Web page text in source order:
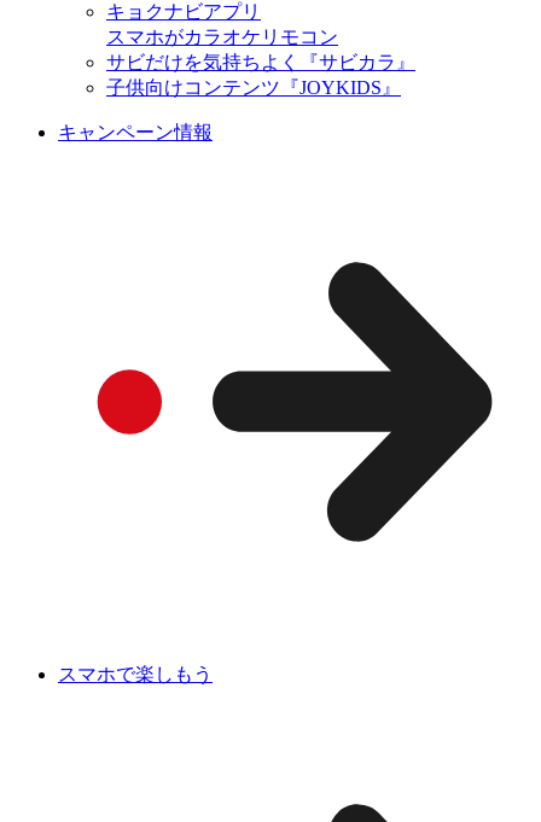
キョクナビアプリ
スマホがカラオケリモコン
サビだけを気持ちよく『サビカラ』
子供向けコンテンツ『JOYKIDS』
キャンペーン情報
スマホで楽しもう